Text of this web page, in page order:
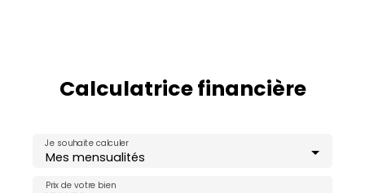
Calculatrice financière
Mes mensualités
Je souhaite calculer
Prix de votre bien